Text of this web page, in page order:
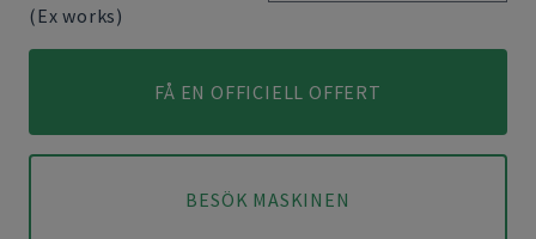
(Ex works)
FÅ EN OFFICIELL OFFERT
BESÖK MASKINEN